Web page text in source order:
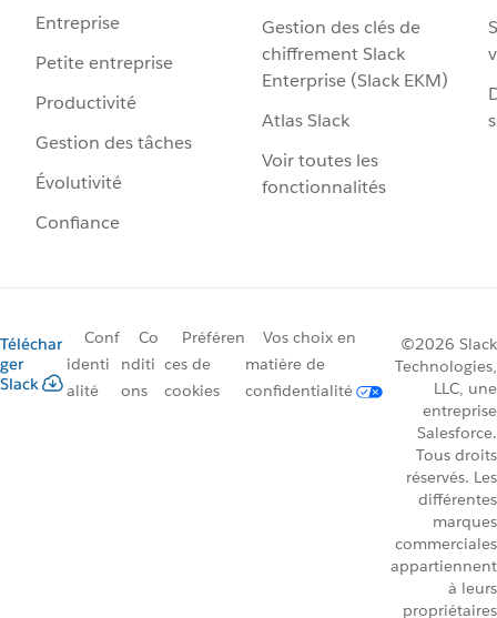
Entreprise
Petite entreprise
Productivité
Gestion des tâches
Évolutivité
Confiance
Gestion des clés de
chiffrement Slack
Enterprise (Slack EKM)
Atlas Slack
Voir toutes les
fonctionnalités
Téléchar
ger
Slack
Conf
identi
alité
Co
nditi
ons
Préféren
ces de
cookies
Vos choix en
matière de
confidentialité
©2026 Slack
Technologies,
LLC, une
entreprise
Salesforce.
Tous droits
réservés. Les
différentes
marques
commerciales
appartiennent
à leurs
propriétaires